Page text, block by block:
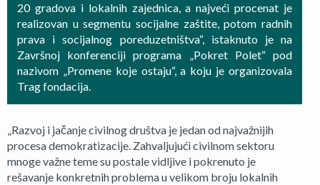
20 gradova i lokalnih zajednica, a najveći procenat je
realizovan u segmentu socijalne zaštite, potom radnih
prava i socijalnog poreduzetništva“, istaknuto je na
Završnoj konferenciji programa „Pokret Polet“ pod
nazivom „Promene koje ostaju“, a koju je organizovala
Trag fondacija.
„Razvoj i jačanje civilnog društva je jedan od najvažnijih
procesa demokratizacije. Zahvaljujući civilnom sektoru
mnoge važne teme su postale vidljive i pokrenuto je
rešavanje konkretnih problema u velikom broju lokalnih